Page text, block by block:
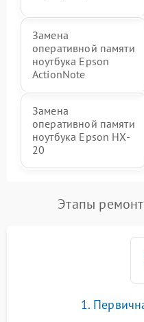
Замена
оперативной памяти
ноутбука Epson
ActionNote
Замена
оперативной памяти
ноутбука Epson HX-
20
Этапы
1.